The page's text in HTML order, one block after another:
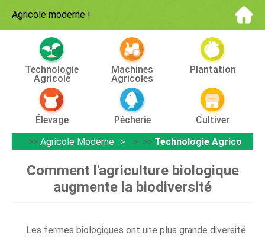
Agricole moderne !
Technologie
Agricole
Machines
Agricoles
Plantation
Élevage Pêcherie
Cultiver
>> Agricole Moderne > >> Technologie Agricole
Comment l'agriculture biologique
augmente la biodiversité
Les fermes biologiques ont une plus grande diversité